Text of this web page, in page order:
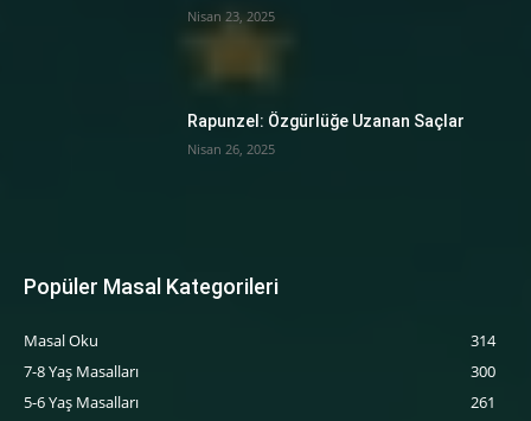
Nisan 23, 2025
Rapunzel: Özgürlüğe Uzanan Saçlar
Nisan 26, 2025
Popüler Masal Kategorileri
Masal Oku
314
7-8 Yaş Masalları
300
5-6 Yaş Masalları
261